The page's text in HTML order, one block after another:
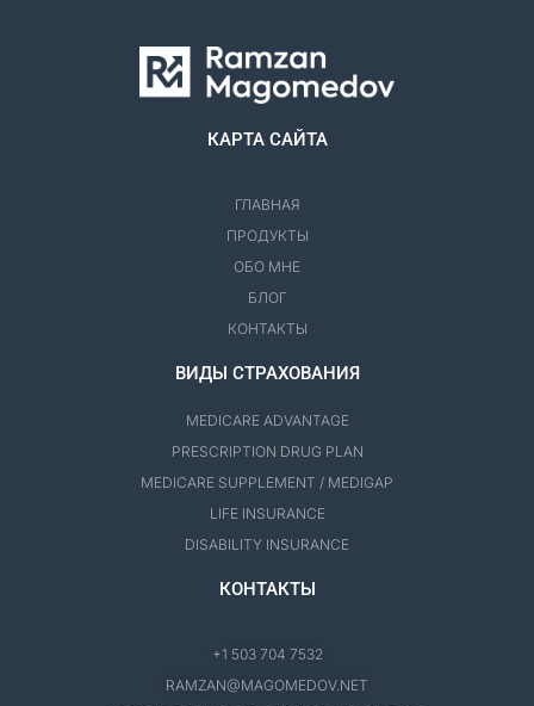
КАРТА САЙТА
ГЛАВНАЯ
ПРОДУКТЫ
ОБО МНЕ
БЛОГ
КОНТАКТЫ
ВИДЫ СТРАХОВАНИЯ
MEDICARE ADVANTAGE
PRESCRIPTION DRUG PLAN
MEDICARE SUPPLEMENT / MEDIGAP
LIFE INSURANCE
DISABILITY INSURANCE
КОНТАКТЫ
+1 503 704 7532
RAMZAN@MAGOMEDOV.NET